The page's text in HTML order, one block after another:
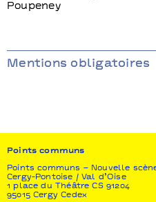
Poupeney
Mentions obligatoires
Chorégraphique
résidence), La Filature -
Marne la Vallée, Le WIP
production Arcadi -
de-France, Fondation
Points communs
Points communs – Nouvelle
Cergy-Pontoise / Val d’Oise
1 place du Théâtre CS 91204
95015 Cergy Cedex